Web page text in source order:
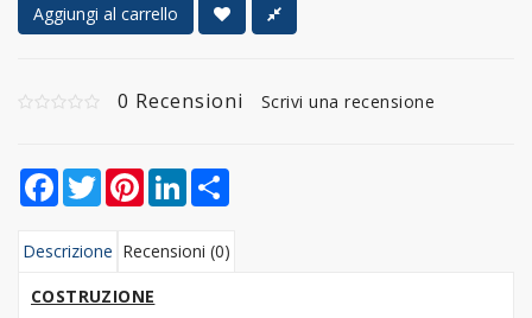
Aggiungi al carrello
0 Recensioni Scrivi una recensione
Facebook
TwitterPinterestLinkedIn
Descrizione Recensioni (0)
COSTRUZIONE